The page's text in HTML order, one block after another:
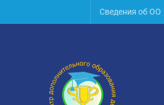
Сведения об ОО